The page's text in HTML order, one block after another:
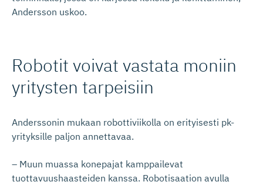
Andersson uskoo.
Robotit voivat vastata moniin
yritysten tarpeisiin
Anderssonin mukaan robottiviikolla on erityisesti pk-
yrityksille paljon annettavaa.
– Muun muassa konepajat kamppailevat
tuottavuushaasteiden kanssa. Robotisaation avulla